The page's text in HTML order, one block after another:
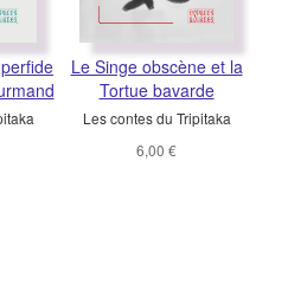
Le Singe obscène et la
Tortue bavarde
Les contes du Tripitaka
6,00 €